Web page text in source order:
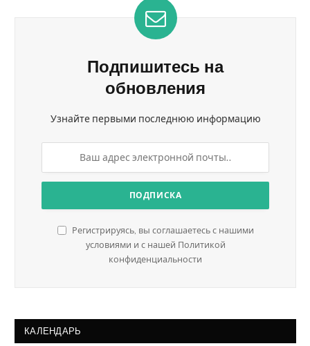
Подпишитесь на
обновления
Узнайте первыми последнюю информацию
Регистрируясь, вы соглашаетесь с нашими
условиями и с нашей Политикой
конфиденциальности
КАЛЕНДАРЬ